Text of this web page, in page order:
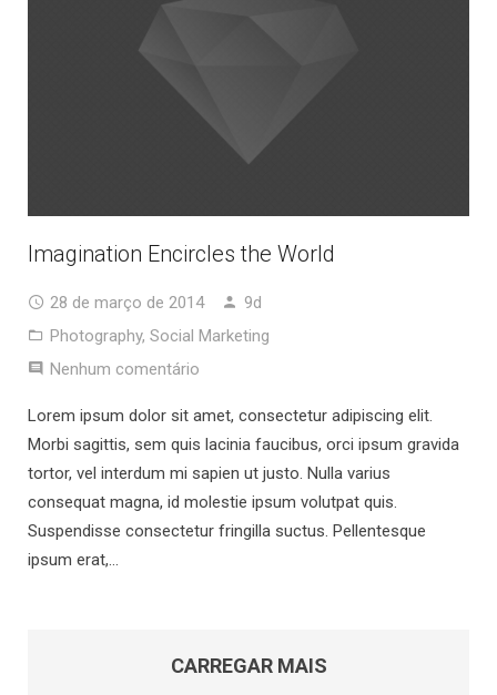
Imagination Encircles the World
28 de março de 2014
9d
Photography, Social Marketing
Nenhum comentário
Lorem ipsum dolor sit amet, consectetur adipiscing elit.
Morbi sagittis, sem quis lacinia faucibus, orci ipsum gravida
tortor, vel interdum mi sapien ut justo. Nulla varius
consequat magna, id molestie ipsum volutpat quis.
Suspendisse consectetur fringilla suctus. Pellentesque
ipsum erat,…
CARREGAR MAIS